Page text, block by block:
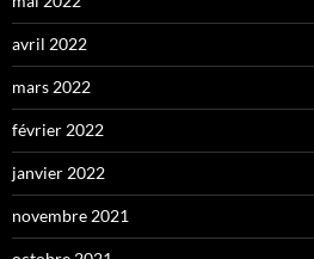
avril 2022
mars 2022
février 2022
janvier 2022
novembre 2021